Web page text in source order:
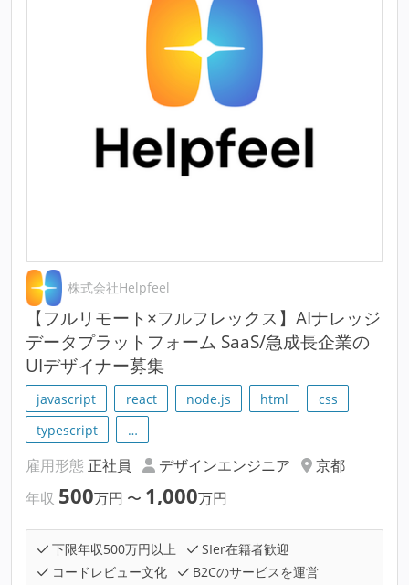
株式会社Helpfeel
【フルリモート×フルフレックス】AIナレッジ
データプラットフォーム SaaS/急成長企業の
UIデザイナー募集
javascript react node.js html
css
typescript
…
雇用形態 正社員 デザインエンジニア
京都
年収 500万円 〜 1,000万円
下限年収500万円以上
SIer在籍者歓迎
コードレビュー文化
B2Cのサービスを運営